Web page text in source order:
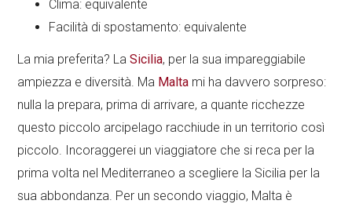
Clima: equivalente
Facilità di spostamento: equivalente
La mia preferita? LaSicilia, per la sua impareggiabile
ampiezza e diversità. Ma Malta mi ha davvero sorpreso:
nulla la prepara, prima di arrivare, a quante ricchezze
questo piccolo arcipelago racchiude in un territorio così
piccolo. Incoraggerei un viaggiatore che si reca per la
prima volta nel Mediterraneo a scegliere la Sicilia per la
sua abbondanza. Per un secondo viaggio, Malta è